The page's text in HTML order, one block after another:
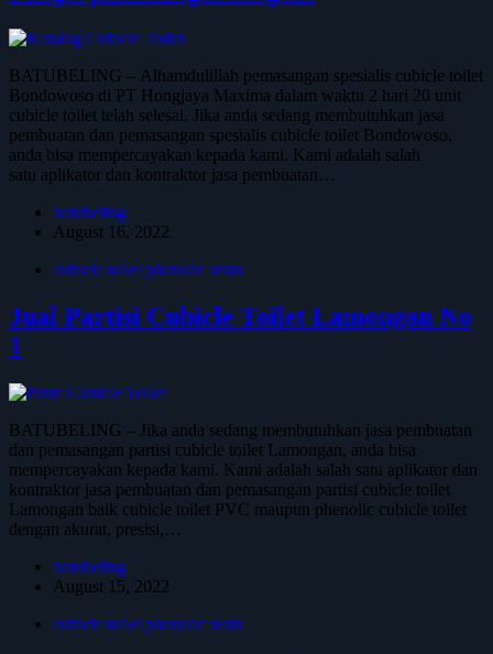
BATUBELING – Alhamdulillah pemasangan spesialis cubicle toilet
Bondowoso di PT Hongjaya Maxima dalam waktu 2 hari 20 unit
cubicle toilet telah selesai. Jika anda sedang membutuhkan jasa
pembuatan dan pemasangan spesialis cubicle toilet Bondowoso,
anda bisa mempercayakan kepada kami. Kami adalah salah
satu aplikator dan kontraktor jasa pembuatan…
batubeling
August 16, 2022
cubicle toilet phenolic resin
Jual Partisi Cubicle Toilet Lamongan No
1
BATUBELING – Jika anda sedang membutuhkan jasa pembuatan
dan pemasangan partisi cubicle toilet Lamongan, anda bisa
mempercayakan kepada kami. Kami adalah salah satu aplikator dan
kontraktor jasa pembuatan dan pemasangan partisi cubicle toilet
Lamongan baik cubicle toilet PVC maupun phenolic cubicle toilet
dengan akurat, presisi,…
batubeling
August 15, 2022
cubicle toilet phenolic resin